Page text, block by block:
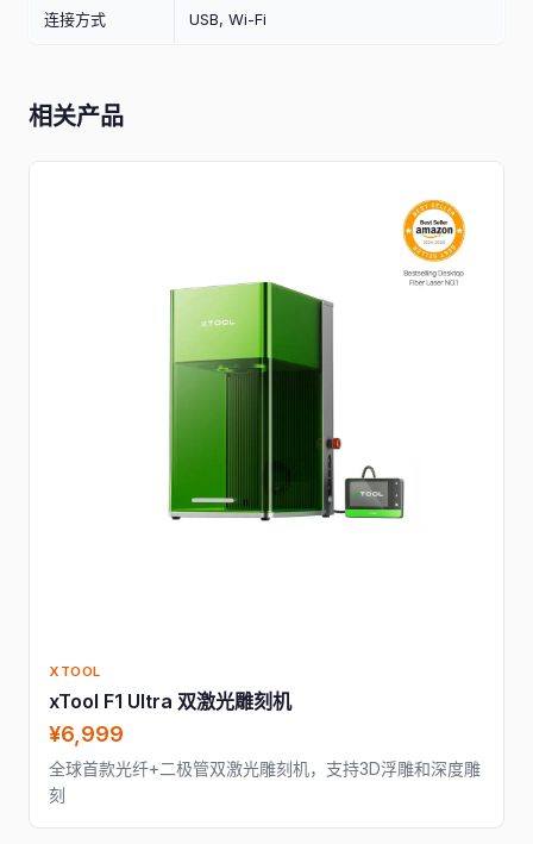
连接方式 USB, Wi-Fi
相关产品
XTOOL
xTool F1 Ultra 双激光雕刻机
¥6,999
全球首款光纤+二极管双激光雕刻机，支持3D浮雕和深度雕
刻